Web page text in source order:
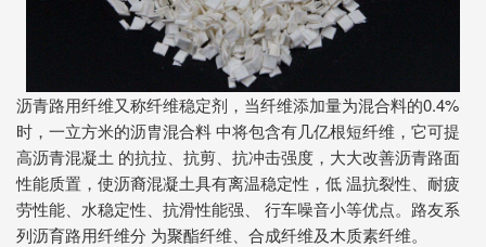
沥青路用纤维又称纤维稳定剂，当纤维添加量为混合料的0.4%
时，一立方米的沥胄混合料 中将包含有几亿根短纤维，它可提
高沥青混凝土 的抗拉、抗剪、抗冲击强度，大大改善沥青路面
性能质置，使沥裔混凝土具有离温稳定性，低 温抗裂性、耐疲
劳性能、水稳定性、抗滑性能强、 行车噪音小等优点。路友系
列沥育路用纤维分 为聚酯纤维、合成纤维及木质素纤维。